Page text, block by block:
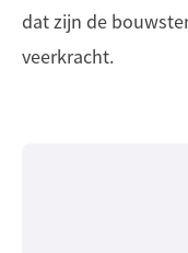
dat zijn de
veerkracht.